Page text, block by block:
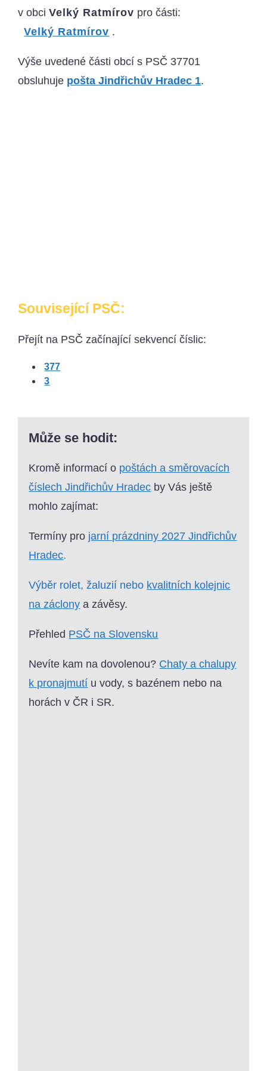
v obciVelký Ratmírov pro části:
Velký Ratmírov .
Výše uvedené části obcí s PSČ 37701
obsluhuje pošta Jindřichův Hradec 1.
Související PSČ:
Přejít na PSČ začínající sekvencí číslic:
377
3
Může se hodit:
Kromě informací o poštách a směrovacích
číslech Jindřichův Hradec by Vás ještě
mohlo zajímat:
Termíny pro jarní prázdniny 2027 Jindřichův
Hradec.
Výběr rolet, žaluzií nebo kvalitních kolejnic
na záclony a závěsy.
Přehled PSČ na Slovensku
Nevíte kam na dovolenou? Chaty a chalupy
k pronajmutí u vody, s bazénem nebo na
horách v ČR i SR.